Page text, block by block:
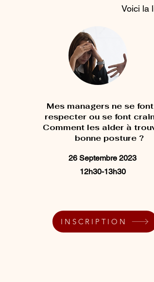
Voici la
Mes managers ne se
respecter ou se font
Comment les aider à
bonne posture ?
26 Septembre 2023
12h30-13h30
INSCRIPTION